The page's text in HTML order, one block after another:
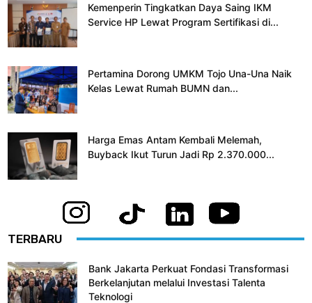
Kemenperin Tingkatkan Daya Saing IKM
Service HP Lewat Program Sertifikasi di...
Pertamina Dorong UMKM Tojo Una-Una Naik
Kelas Lewat Rumah BUMN dan...
Harga Emas Antam Kembali Melemah,
Buyback Ikut Turun Jadi Rp 2.370.000...
TERBARU
Bank Jakarta Perkuat Fondasi Transformasi
Berkelanjutan melalui Investasi Talenta
Teknologi